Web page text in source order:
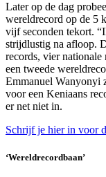
Later op de dag
wereldrecord op de 5
vijf seconden tekort.
strijdlustig na afloop.
records, vier
een tweede
Emmanuel Wanyonyi
voor een Keniaans
er net niet in.
Schrijf je hier in voor
‘Wereldrecordbaan’